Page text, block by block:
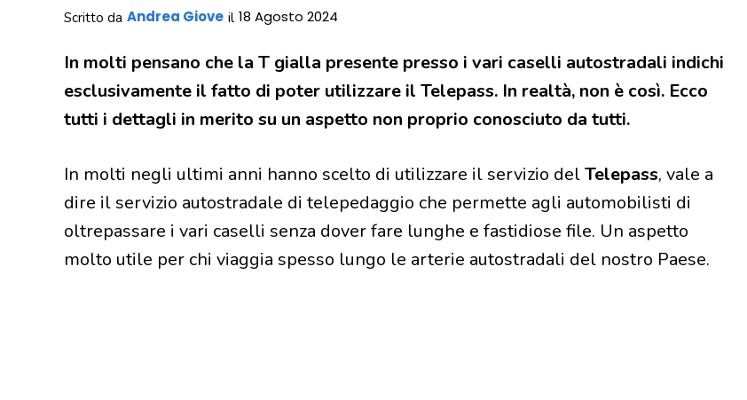
Scritto da Andrea Giove il 18 Agosto 2024
In molti pensano che la T gialla presente presso i vari caselli autostradali indichi
esclusivamente il fatto di poter utilizzare il Telepass. In realtà, non è così. Ecco
tutti i dettagli in merito su un aspetto non proprio conosciuto da tutti.
In molti negli ultimi anni hanno scelto di utilizzare il servizio delTelepass, vale a
dire il servizio autostradale di telepedaggio che permette agli automobilisti di
oltrepassare i vari caselli senza dover fare lunghe e fastidiose file. Un aspetto
molto utile per chi viaggia spesso lungo le arterie autostradali del nostro Paese.